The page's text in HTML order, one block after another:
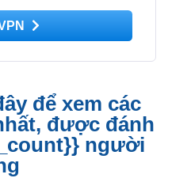
để xem các
được đánh
người